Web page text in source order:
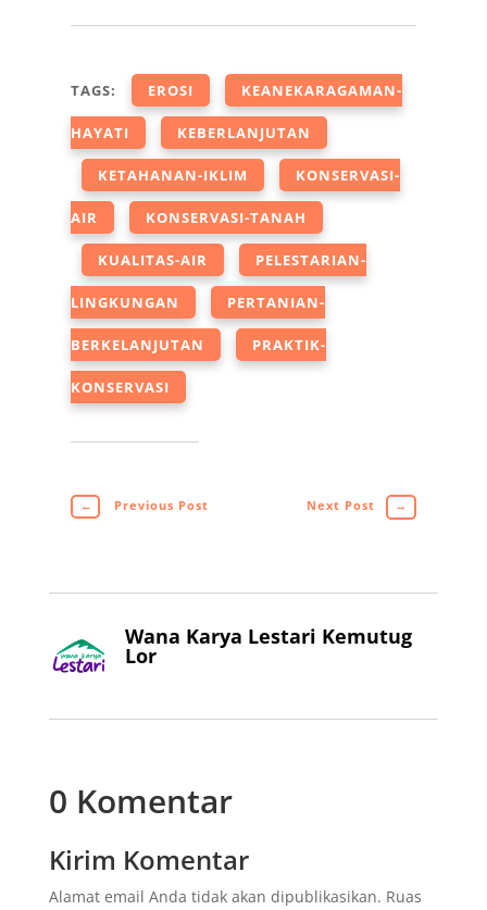
TAGS: EROSI KEANEKARAGAMAN-
HAYATI KEBERLANJUTAN
KETAHANAN-IKLIM KONSERVASI-
AIR KONSERVASI-TANAH
KUALITAS-AIR PELESTARIAN-
LINGKUNGAN PERTANIAN-
BERKELANJUTAN PRAKTIK-
KONSERVASI
← Previous Post Next Post →
Wana Karya Lestari Kemutug
Lor
0 Komentar
Kirim Komentar
Alamat email Anda tidak akan dipublikasikan. Ruas